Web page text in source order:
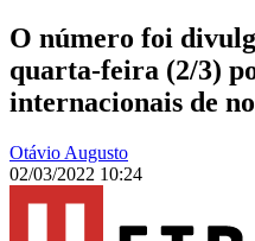
O número foi
quarta-feira (2/3)
internacionais de
Otávio Augusto
02/03/2022 10:24